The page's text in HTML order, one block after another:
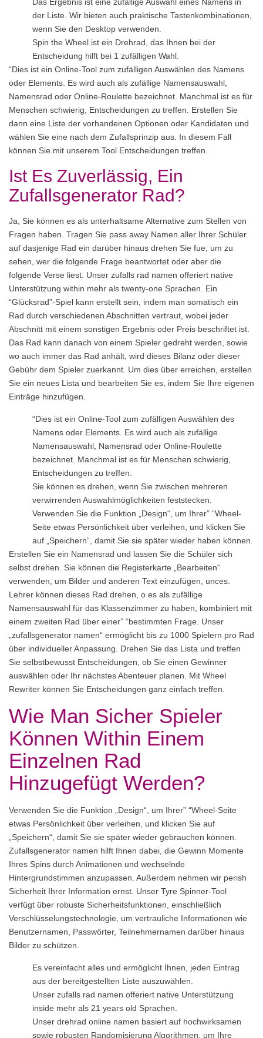
der Liste. Wir bieten auch praktische Tastenkombinationen,
wenn Sie den Desktop verwenden.
Spin the Wheel ist ein Drehrad, das Ihnen bei der
Entscheidung hilft bei 1 zufälligen Wahl.
“Dies ist ein Online-Tool zum zufälligen Auswählen des Namens
oder Elements. Es wird auch als zufällige Namensauswahl,
Namensrad oder Online-Roulette bezeichnet. Manchmal ist es für
Menschen schwierig, Entscheidungen zu treffen. Erstellen Sie
dann eine Liste der vorhandenen Optionen oder Kandidaten und
wählen Sie eine nach dem Zufallsprinzip aus. In diesem Fall
können Sie mit unserem Tool Entscheidungen treffen.
Ist Es Zuverlässig, Ein
Zufallsgenerator Rad?
Ja, Sie können es als unterhaltsame Alternative zum Stellen von
Fragen haben. Tragen Sie pass away Namen aller Ihrer Schüler
auf dasjenige Rad ein darüber hinaus drehen Sie fue, um zu
sehen, wer die folgende Frage beantwortet oder aber die
folgende Verse liest. Unser zufalls rad namen offeriert native
Unterstützung within mehr als twenty-one Sprachen. Ein
“Glücksrad”-Spiel kann erstellt sein, indem man somatisch ein
Rad durch verschiedenen Abschnitten vertraut, wobei jeder
Abschnitt mit einem sonstigen Ergebnis oder Preis beschriftet ist.
Das Rad kann danach von einem Spieler gedreht werden, sowie
wo auch immer das Rad anhält, wird dieses Bilanz oder dieser
Gebühr dem Spieler zuerkannt. Um dies über erreichen, erstellen
Sie ein neues Lista und bearbeiten Sie es, indem Sie Ihre eigenen
Einträge hinzufügen.
“Dies ist ein Online-Tool zum zufälligen Auswählen des
Namens oder Elements. Es wird auch als zufällige
Namensauswahl, Namensrad oder Online-Roulette
bezeichnet. Manchmal ist es für Menschen schwierig,
Entscheidungen zu treffen.
Sie können es drehen, wenn Sie zwischen mehreren
verwirrenden Auswahlmöglichkeiten feststecken.
Verwenden Sie die Funktion „Design“, um Ihrer” “Wheel-
Seite etwas Persönlichkeit über verleihen, und klicken Sie
auf „Speichern“, damit Sie sie später wieder haben können.
Erstellen Sie ein Namensrad und lassen Sie die Schüler sich
selbst drehen. Sie können die Registerkarte „Bearbeiten“
verwenden, um Bilder und anderen Text einzufügen, unces.
Lehrer können dieses Rad drehen, o es als zufällige
Namensauswahl für das Klassenzimmer zu haben, kombiniert mit
einem zweiten Rad über einer” “bestimmten Frage. Unser
„zufallsgenerator namen“ ermöglicht bis zu 1000 Spielern pro Rad
über individueller Anpassung. Drehen Sie das Lista und treffen
Sie selbstbewusst Entscheidungen, ob Sie einen Gewinner
auswählen oder Ihr nächstes Abenteuer planen. Mit Wheel
Rewriter können Sie Entscheidungen ganz einfach treffen.
Wie Man Sicher Spieler
Können Within Einem
Einzelnen Rad
Hinzugefügt Werden?
Verwenden Sie die Funktion „Design“, um Ihrer” “Wheel-Seite
etwas Persönlichkeit über verleihen, und klicken Sie auf
„Speichern“, damit Sie sie später wieder gebrauchen können.
Zufallsgenerator namen hilft Ihnen dabei, die Gewinn Momente
Ihres Spins durch Animationen und wechselnde
Hintergrundstimmen anzupassen. Außerdem nehmen wir perish
Sicherheit Ihrer Information ernst. Unser Tyre Spinner-Tool
verfügt über robuste Sicherheitsfunktionen, einschließlich
Verschlüsselungstechnologie, um vertrauliche Informationen wie
Benutzernamen, Passwörter, Teilnehmernamen darüber hinaus
Bilder zu schützen.
Es vereinfacht alles und ermöglicht Ihnen, jeden Eintrag
aus der bereitgestellten Liste auszuwählen.
Unser zufalls rad namen offeriert native Unterstützung
inside mehr als 21 years old Sprachen.
Unser drehrad online namen basiert auf hochwirksamen
sowie robusten Randomisierung Algorithmen, um Ihre